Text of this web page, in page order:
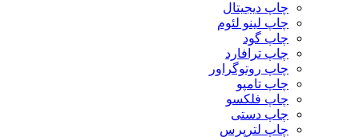
چاپ دیجیتال
چاپ لینو لئوم
چاپ گود
چاپ ترافارد
چاپ روتوگراور
چاپ تامپو
چاپ فلکسو
چاپ دستی
چاپ لترپرس